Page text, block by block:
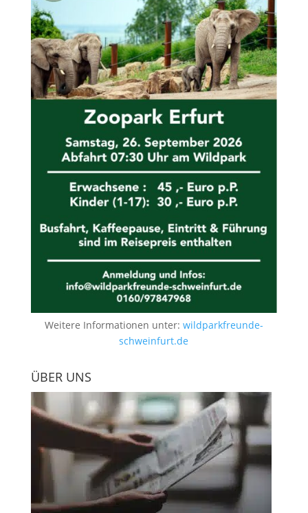
Weitere Informationen unter: wildparkfreunde-
schweinfurt.de
ÜBER UNS